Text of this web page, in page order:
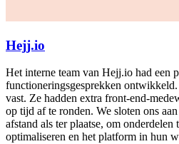
Hejj.io
Het interne team van Hejj.io had een
functioneringsgesprekken
vast. Ze hadden extra front-end-
op tijd af te ronden. We sloten ons
afstand als ter plaatse, om
optimaliseren en het platform in hun